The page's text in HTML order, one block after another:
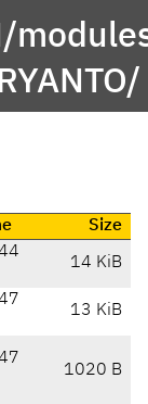
Size
14 KiB
13 KiB
1020 B